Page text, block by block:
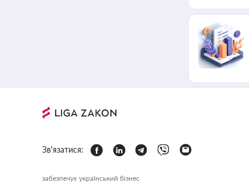
Зв'язатися:
забезпечує український бізнес